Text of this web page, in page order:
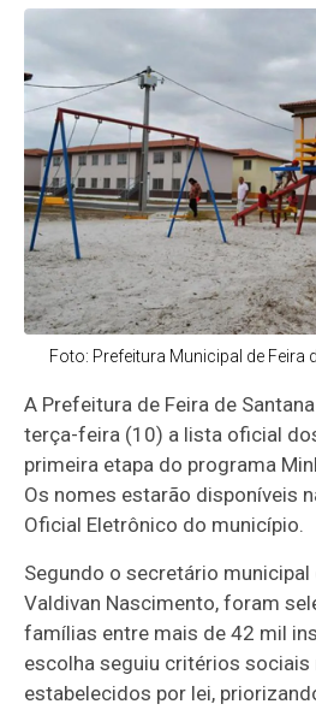
Foto: Prefeitura Municipal de Feira
A Prefeitura de Feira de
terça-feira (10) a lista oficial
primeira etapa do programa
Os nomes estarão disponíveis
Oficial Eletrônico do município.
Segundo o secretário municipal
Valdivan Nascimento, foram
famílias entre mais de 42 mil
escolha seguiu critérios
estabelecidos por lei,